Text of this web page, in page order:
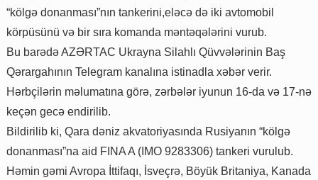
“kölgə donanması”nın tankerini,eləcə də iki avtomobil
körpüsünü və bir sıra komanda məntəqələrini vurub.
Bu barədə AZƏRTAC Ukrayna Silahlı Qüvvələrinin Baş
Qərargahının Telegram kanalına istinadla xəbər verir.
Hərbçilərin məlumatına görə, zərbələr iyunun 16-da və 17-nə
keçən gecə endirilib.
Bildirilib ki, Qara dəniz akvatoriyasında Rusiyanın “kölgə
donanması”na aid FINA A (IMO 9283306) tankeri vurulub.
Həmin gəmi Avropa İttifaqı, İsveçrə, Böyük Britaniya, Kanada